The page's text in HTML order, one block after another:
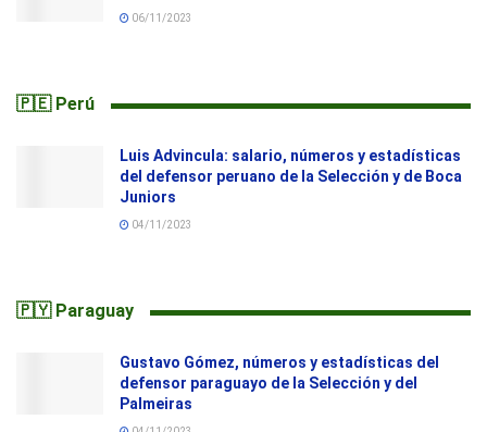
06/11/2023
🇵🇪 Perú
Luis Advincula: salario, números y estadísticas
del defensor peruano de la Selección y de Boca
Juniors
04/11/2023
🇵🇾 Paraguay
Gustavo Gómez, números y estadísticas del
defensor paraguayo de la Selección y del
Palmeiras